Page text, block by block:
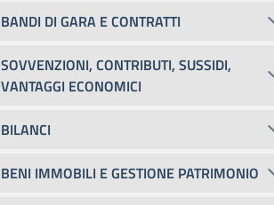
BANDI DI GARA E CONTRATTI
SOVVENZIONI, CONTRIBUTI, SUSSIDI,
VANTAGGI ECONOMICI
BILANCI
BENI IMMOBILI E GESTIONE PATRIMONIO